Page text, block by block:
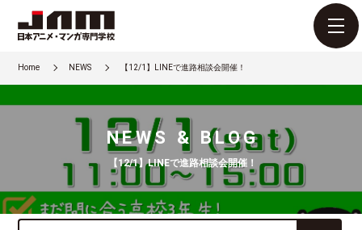
Home NEWS 【12/1】LINEで進路相談会開催！
NEWS & BLOG
【12/1】LINEで進路相談会開催！